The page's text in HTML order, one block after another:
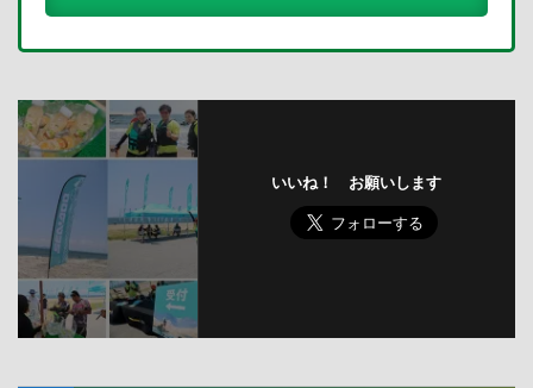
いいね！ お願いします